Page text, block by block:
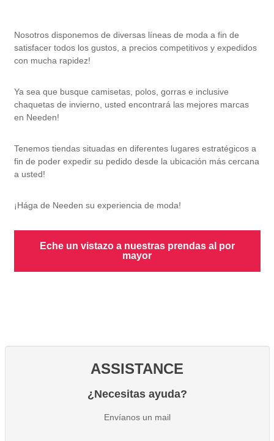
Nosotros disponemos de diversas líneas de moda a fin de
satisfacer todos los gustos, a precios competitivos y expedidos
con mucha rapidez!
Ya sea que busque camisetas, polos, gorras e inclusive
chaquetas de invierno, usted encontrará las mejores marcas
en Needen!
Tenemos tiendas situadas en diferentes lugares estratégicos a
fin de poder expedir su pedido desde la ubicación más cercana
a usted!
¡Hága de Needen su experiencia de moda!
Eche un vistazo a nuestras prendas al por
mayor
ASSISTANCE
¿Necesitas ayuda?
Envíanos un mail